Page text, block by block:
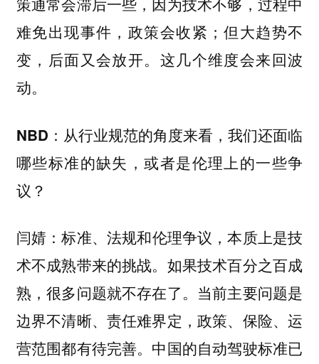
难免出现事件，政策会收紧；但大趋势不
变，后面又会放开。这几个维度会来回波
动。
NBD： 从行业规范的角度来看，我们还面临
哪些标准的缺失，或者是伦理上的一些争
议？
闫婧：标准、法规和伦理争议，本质上是技
术不成熟带来的挑战。如果技术百分之百成
熟，很多问题就不存在了。当前主要问题是
边界不清晰、责任难界定，政策、保险、运
营范围都有待完善。中国的自动驾驶标准已